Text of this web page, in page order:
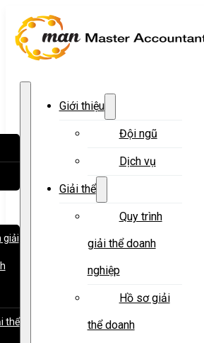
giải
thể
Giới thiệu
Đội ngũ
Dịch vụ
Giải thể
Quy trình
giải thể doanh
nghiệp
Hồ sơ giải
thể doanh